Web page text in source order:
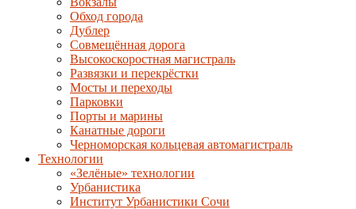
Обход города
Дублер
Совмещённая дорога
Высокоскоростная магистраль
Развязки и перекрёстки
Мосты и переходы
Парковки
Порты и марины
Канатные дороги
Черноморская кольцевая автомагистраль
Технологии
«Зелёные» технологии
Урбанистика
Институт Урбанистики Сочи